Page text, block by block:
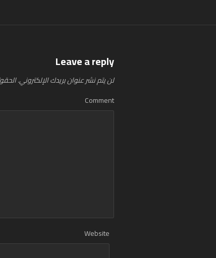
Leave a reply
لن يتم نشر عنوان بريدك الإلكتروني.
Comment
Website